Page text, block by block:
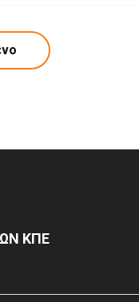
ΚΠΕ